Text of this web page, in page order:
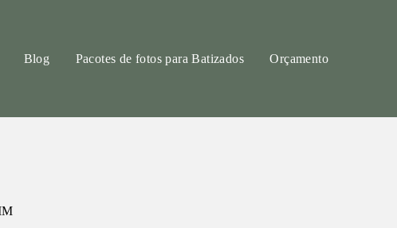
Blog Pacotes de fotos para Batizados Orçamento